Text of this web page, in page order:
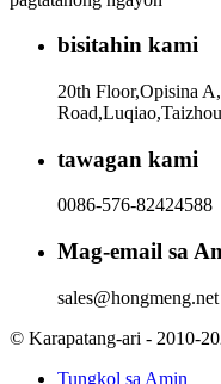
bisitahin kami
20th Floor,Opisina
tawagan kami
0086-576-82424588
Mag-email sa
sales@hongmeng.net
© Karapatang-ari - 2010-
Tungkol sa Amin